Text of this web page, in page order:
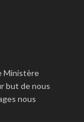
Ministère
but de nous
nous